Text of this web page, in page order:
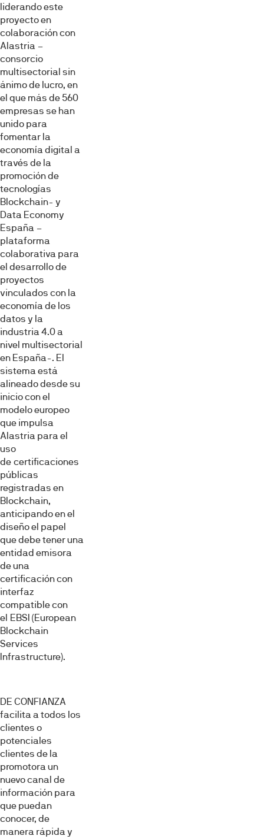
liderando este
proyecto en
colaboración con
Alastria –
consorcio
multisectorial sin
ánimo de lucro, en
el que más de 560
empresas se han
unido para
fomentar la
economía digital a
través de la
promoción de
tecnologías
Blockchain- y
Data Economy
España –
plataforma
colaborativa para
el desarrollo de
proyectos
vinculados con la
economía de los
datos y la
industria 4.0 a
nivel multisectorial
en España-. El
sistema está
alineado desde su
inicio con el
modelo europeo
que impulsa
Alastria para el
uso
de certificaciones
públicas
registradas en
Blockchain,
anticipando en el
diseño el papel
que debe tener una
entidad emisora
de una
certificación con
interfaz
compatible con
el EBSI (European
Blockchain
Services
Infrastructure).
DE CONFIANZA
facilita a todos los
clientes o
potenciales
clientes de la
promotora un
nuevo canal de
información para
que puedan
conocer, de
manera rápida y